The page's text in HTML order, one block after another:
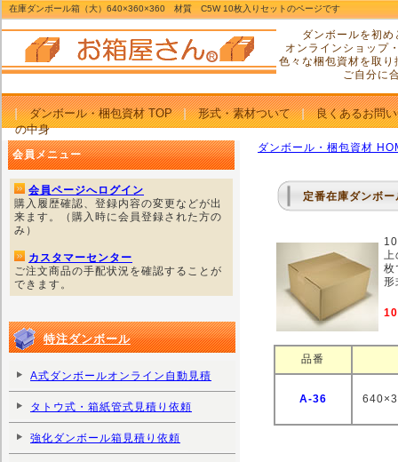
在庫ダンボール箱（大）640×360×360 材質 C5W 10枚入りセットのページです
ダンボールを初
オンラインショップ
色々な梱包資材を取
ご自分に
ダンボール・梱包資材 TOP 形式・素材ついて
良くあるお問
の中身
ダンボール・梱包資材
定番在庫ダンボ
上
枚
形
品番
A-36
会員メニュー
会員ページへログイン
購入履歴確認、登録内容の変更などが出
来ます。（購入時に会員登録された方の
み）
カスタマーセンター
ご注文商品の手配状況を確認することが
できます。
特注ダンボール
A式ダンボールオンライン自動見積
タトウ式・箱紙管式見積り依頼
強化ダンボール箱見積り依頼